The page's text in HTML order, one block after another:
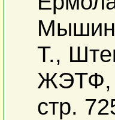
Т.,
ЖЭТФ,
стр.